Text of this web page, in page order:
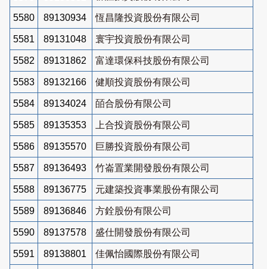
5580 89130934 恆昌隆投資股份有限公司
5581 89131048 寰宇投資股份有限公司
5582 89131862 富達環保科技股份有限公司
5583 89132166 健順投資股份有限公司
5584 89134024 皕合股份有限公司
5585 89135353 上合投資股份有限公司
5586 89135570 巨勝投資股份有限公司
5587 89136493 竹崙置業開發股份有限公司
5588 89136775 元建築投資事業股份有限公司
5589 89136846 方銓股份有限公司
5590 89137578 盛仕開發股份有限公司
5591 89138801 佳佩怡國際股份有限公司